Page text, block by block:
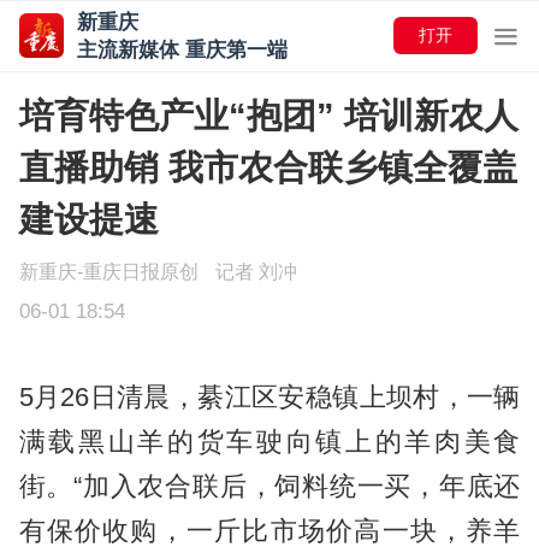
新重庆
主流新媒体 重庆第一端
打开
培育特色产业“抱团” 培训新农人
直播助销 我市农合联乡镇全覆盖
建设提速
新重庆-重庆日报原创 记者 刘冲
06-01 18:54
5月26日清晨，綦江区安稳镇上坝村，一辆
满载黑山羊的货车驶向镇上的羊肉美食
街。“加入农合联后，饲料统一买，年底还
有保价收购，一斤比市场价高一块，养羊